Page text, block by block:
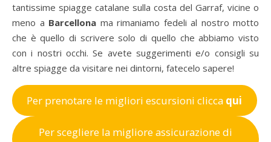
tantissime spiagge catalane sulla costa del Garraf, vicine o
meno a Barcellona ma rimaniamo fedeli al nostro motto
che è quello di scrivere solo di quello che abbiamo visto
con i nostri occhi. Se avete suggerimenti e/o consigli su
altre spiagge da visitare nei dintorni, fatecelo sapere!
Per prenotare le migliori escursioni clicca qui
Per scegliere la migliore assicurazione di